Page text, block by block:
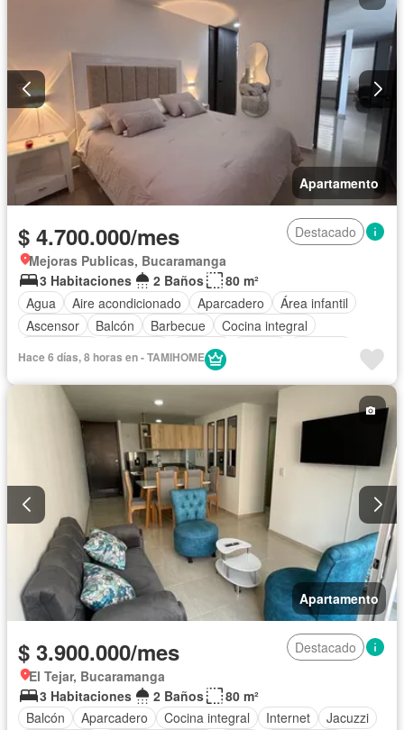
Apartamento
$ 4.700.000/mes
Destacado
Mejoras Publicas, Bucaramanga
3 Habitaciones
2 Baños
80 m²
Agua
Aire acondicionado Aparcadero
Área infantil
Ascensor
Balcón Barbecue
Cocina integral
Internet
Vista panorámica
Permite niños
Hace 6 días, 8 horas en - TAMIHOME
Apartamento
$ 3.900.000/mes
Destacado
El Tejar, Bucaramanga
3 Habitaciones
2 Baños
80 m²
Balcón
Aparcadero Cocina integral Internet
Jacuzzi